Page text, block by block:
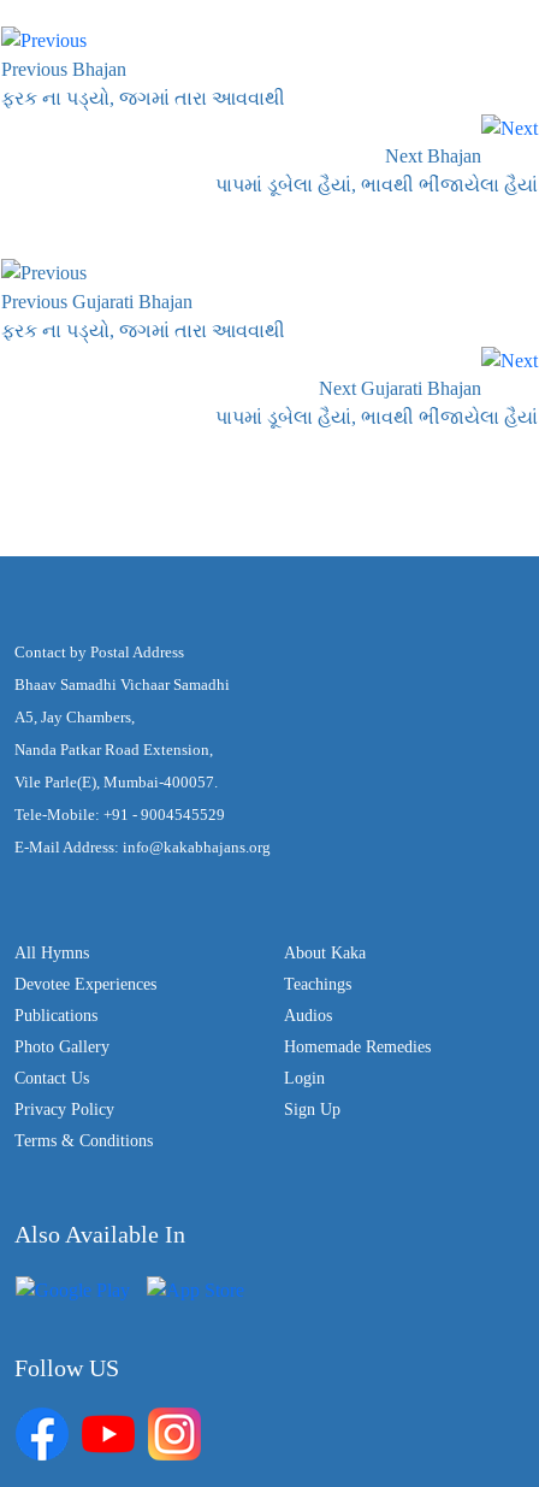
Previous Bhajan
ફરક ના પડ્યો, જગમાં તારા આવવાથી
Next Bhajan
પાપમાં ડૂબેલા હૈયાં, ભાવથી ભીંજાયેલા હૈયાં
Previous Gujarati Bhajan
ફરક ના પડ્યો, જગમાં તારા આવવાથી
Next Gujarati Bhajan
પાપમાં ડૂબેલા હૈયાં, ભાવથી ભીંજાયેલા હૈયાં
Contact by Postal Address
Bhaav Samadhi Vichaar Samadhi
A5, Jay Chambers,
Nanda Patkar Road Extension,
Vile Parle(E), Mumbai-400057.
Tele-Mobile: +91 - 9004545529
E-Mail Address: info@kakabhajans.org
All Hymns
Devotee Experiences
Publications
Photo Gallery
Contact Us
Privacy Policy
Terms & Conditions
About Kaka
Teachings
Audios
Homemade Remedies
Login
Sign Up
Also Available In
Follow US